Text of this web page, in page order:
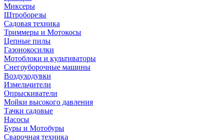
Миксеры
Штроборезы
Садовая техника
Триммеры и Мотокосы
Цепные пилы
Газонокосилки
Мотоблоки и культиваторы
Снегоуборочные машины
Воздуходувки
Измельчители
Опрыскиватели
Мойки высокого давления
Тачки садовые
Насосы
Буры и Мотобуры
Сварочная техника